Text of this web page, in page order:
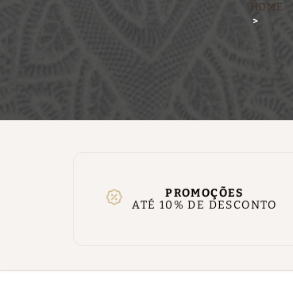
HOME
PROMOÇÕES
ATÉ 10% DE DESCONTO